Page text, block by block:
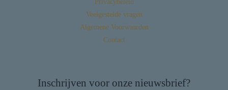
Privacybeleid
Veelgestelde vragen
Algemene Voorwaarden
Contact
Inschrijven voor onze nieuwsbrief?